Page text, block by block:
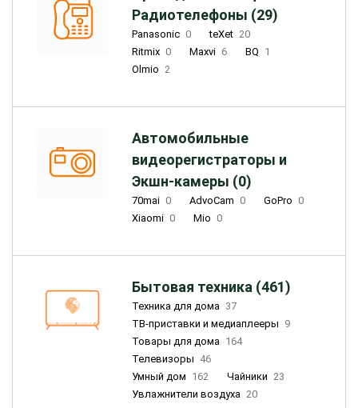
Радиотелефоны (29)
Panasonic 0 teXet 20
Ritmix 0 Maxvi 6 BQ 1
Olmio 2
Автомобильные
видеорегистраторы и
Экшн-камеры (0)
70mai 0 AdvoCam 0 GoPro 0
Xiaomi 0 Mio 0
Бытовая техника (461)
Техника для дома 37
ТВ-приставки и медиаплееры 9
Товары для дома 164
Телевизоры 46
Умный дом 162 Чайники 23
Увлажнители воздуха 20